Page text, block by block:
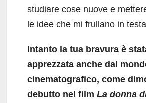
studiare cose nuove e
le idee che mi frullano in
Intanto la tua bravura è
apprezzata anche dal
cinematografico, come
debutto nel film La donna